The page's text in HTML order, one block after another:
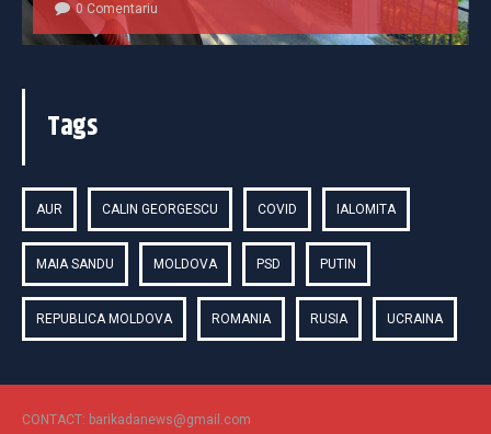
0 Comentariu
Tags
AUR CALIN GEORGESCU COVID IALOMITA
MAIA SANDU MOLDOVA PSD PUTIN
REPUBLICA MOLDOVA ROMANIA RUSIA UCRAINA
CONTACT: barikadanews@gmail.com